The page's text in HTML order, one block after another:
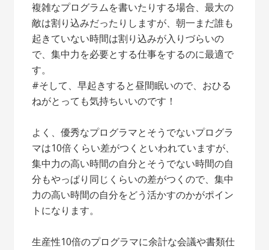
複雑なプログラムを書いたりする場合、最大の
敵は割り込みだったりしますが、朝一まだ誰も
起きていない時間は割り込みが入りづらいの
で、集中力を必要とする仕事をするのに最適で
す。
#そして、早起きすると昼間眠いので、おひる
ねがとっても気持ちいいのです！
よく、優秀なプログラマとそうでないプログラ
マは10倍くらい差がつくといわれていますが、
集中力の高い時間の自分とそうでない時間の自
分もやっぱり同じくらいの差がつくので、集中
力の高い時間の自分をどう活かすのかがポイン
トになります。
生産性10倍のプログラマに余計な会議や書類仕